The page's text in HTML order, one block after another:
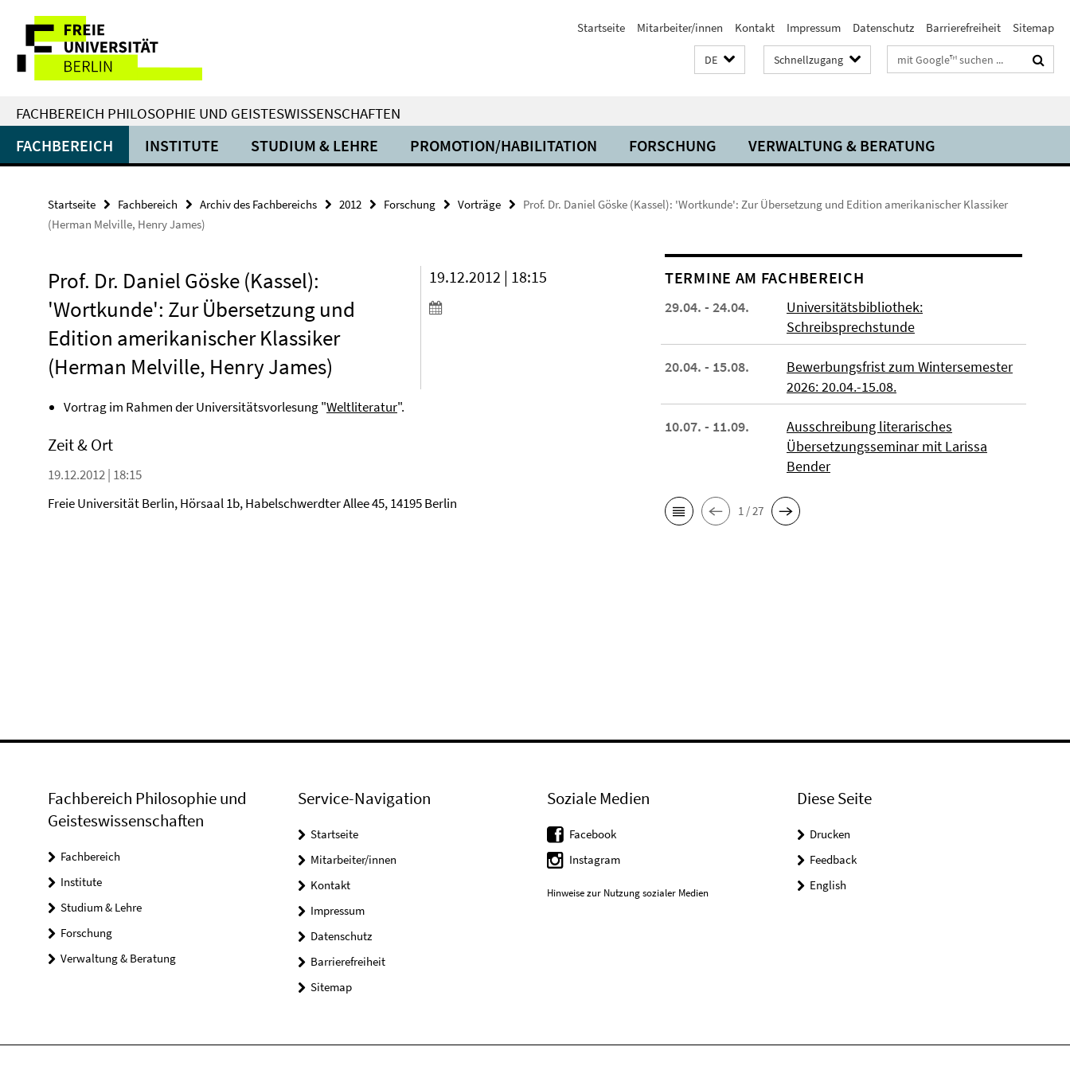
direkt
Inhalt
Service-
Navigation
Startseite Mitarbeiter/innen Kontakt Impressum Datenschutz Barrierefreiheit Sitemap
DE Schnellzugang Suchbegriffe
FACHBEREICH PHILOSOPHIE UND GEISTESWISSENSCHAFTEN
FACHBEREICH INSTITUTE STUDIUM & LEHRE PROMOTION/HABILITATION FORSCHUNG VERWALTUNG & BERATUNG
Startseite Fachbereich Archiv des Fachbereichs 2012 Forschung Vorträge
Prof. Dr. Daniel Göske (Kassel): 'Wortkunde': Zur Übersetzung und Edition amerikanischer Klassiker
(Herman Melville, Henry James)
Prof. Dr. Daniel Göske (Kassel):
'Wortkunde': Zur Übersetzung und
Edition amerikanischer Klassiker
(Herman Melville, Henry James)
19.12.2012 | 18:15
Vortrag im Rahmen der Universitätsvorlesung "Weltliteratur".
Zeit & Ort
19.12.2012 | 18:15
Freie Universität Berlin, Hörsaal 1b, Habelschwerdter Allee 45, 14195 Berlin
TERMINE AM FACHBEREICH
29.04. - 24.04.
Universitätsbibliothek:
Schreibsprechstunde
20.04. - 15.08.
Bewerbungsfrist zum Wintersemester
2026: 20.04.-15.08.
10.07. - 11.09.
Ausschreibung literarisches
Übersetzungsseminar mit Larissa
Bender
1 / 27
Fachbereich Philosophie und
Geisteswissenschaften
Fachbereich
Institute
Studium & Lehre
Forschung
Verwaltung & Beratung
Service-Navigation
Startseite
Mitarbeiter/innen
Kontakt
Impressum
Datenschutz
Barrierefreiheit
Sitemap
Soziale Medien
Facebook
Instagram
Hinweise zur Nutzung sozialer Medien
Diese Seite
Drucken
Feedback
English